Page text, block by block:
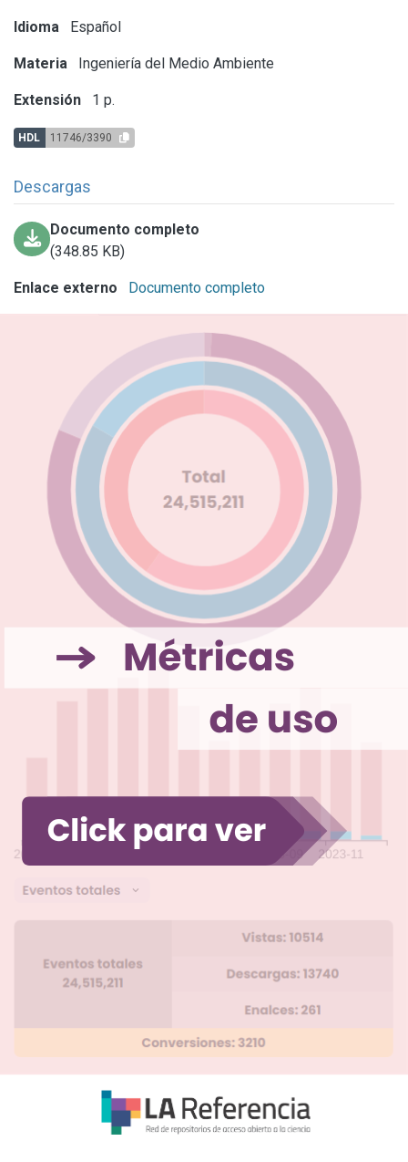
Idioma Español
Materia Ingeniería del Medio Ambiente
Extensión 1 p.
HDL 11746/3390
Descargas
Documento completo
(348.85 KB)
Enlace externo Documento completo